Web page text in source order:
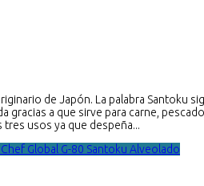
de Japón. La palabra Santoku
gracias a que sirve para carne,
usos ya que despeña...
Global G-80 Santoku Alveolado